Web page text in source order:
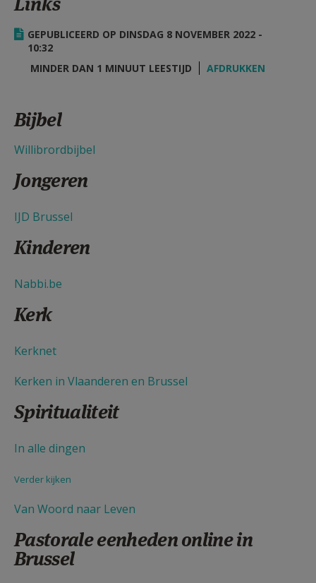
AANMELDEN OF REGISTREREN
GEPUBLICEERD OP DINSDAG 8 NOVEMBER 2022 -
10:32
MINDER DAN 1 MINUUT LEESTIJD
AFDRUKKEN
Bijbel
Willibrordbijbel
Jongeren
IJD Brussel
Kinderen
Nabbi.be
Kerk
Kerknet
Kerken in Vlaanderen en Brussel
Spiritualiteit
In alle dingen
Verder kijken
Van Woord naar Leven
Pastorale eenheden online in
Brussel